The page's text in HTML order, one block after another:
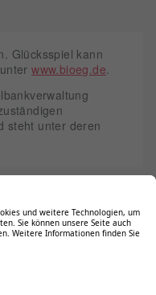
Glücksspiel kann
unterwww.bioeg.de.
steht unter deren
DatenschutzKontakt